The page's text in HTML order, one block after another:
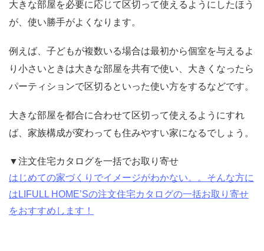
大きな部屋を必要に応じて区切って使えるようにしたほう
が、使い勝手がよくなります。
例えば、子どもが複数いる場合は最初から個室を与えるよ
り小さいときは大きな部屋を共有で使い、大きくなったら
パーティションで区切るといった使い方をするなどです。
大きな部屋を都合に合わせて区切って使えるようにすれ
ば、家族構成が変わっても住みやすい家になるでしょう。
▼注文住宅カタログを一括でお取り寄せ
はじめての家づくりでイメージがわかない。。そんな方に
はLIFULL HOME’Sの注文住宅カタログの一括お取り寄せ
をおすすめします！